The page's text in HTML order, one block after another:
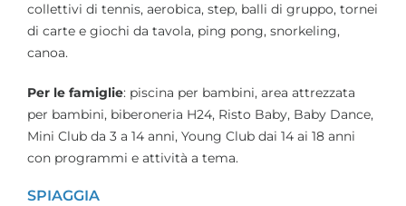
collettivi di tennis, aerobica, step, balli di gruppo, tornei
di carte e giochi da tavola, ping pong, snorkeling,
canoa.
Per le famiglie: piscina per bambini, area attrezzata
per bambini, biberoneria H24, Risto Baby, Baby Dance,
Mini Club da 3 a 14 anni, Young Club dai 14 ai 18 anni
con programmi e attività a tema.
SPIAGGIA